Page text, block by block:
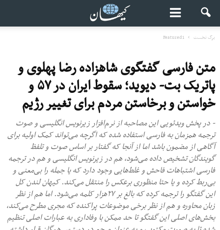
برگ نخست Featured1
متن فارسی گفتگوی شاهزاده رضا پهلوی و
پاتریک بت- دیوید؛ سقوط ایران در ۵۷ و
خواستن و برخاستن مردم برای تغییر رژیم
- در پخش ویدئویی این مصاحبه از نرم‌افزار زیرنویس انگلیسی و صوت
ترجمه همزمان به فارسی استفاده شده که اگرچه می‌تواند کمک اولیه برای
آگاهی از مضمون باشد اما از آنجا که گفتار بر اساس صوت و تلفظ
گویندگان تشخیص داده می‌شود، هم در زیرنویس انگلیسی و هم در ترجمه
فارسی اشتباهات فاحش و غلط‌هایی وجود دارد که یا جمله را بی‌معنی و
بی‌ربط کرده و یا حتا منظوری برعکس را منتقل می‌کند. کیهان لندن کل
این گفتگو را ترجمه کرده که بالغ بر ۲۷هزار کلمه می‌شود. اما هم از نظر
زبان محاوره و هم از نظر برخی موضوعات پراکنده‌ که مجری مطرح می‌کند،
بخش‌های اصلی این گفتگو تا حد ممکن با وفاداری به عبارات اصلی تنظیم